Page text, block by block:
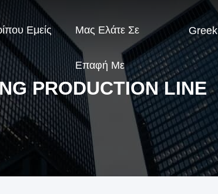
Εμείς Μας Ελάτε Σε
Επαφή Με
Greek
PRODUCTION LINE